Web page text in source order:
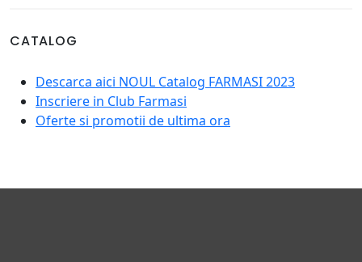
CATALOG
Descarca aici NOUL Catalog FARMASI 2023
Inscriere in Club Farmasi
Oferte si promotii de ultima ora